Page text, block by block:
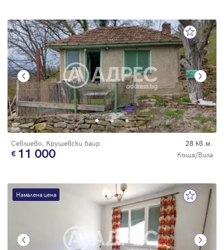
Севлиево, Крушевски баир 28 кв.м.
11 000 Къща/Вила
Намалена цена